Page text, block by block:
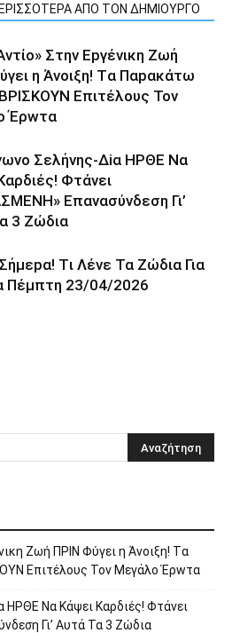
ΑΠΟ ΤΟΝ ΔΗΜΙΟΥΡΓΟ
Στην Εpγέvικη Ζωή
η Άvοιξη! Tα Παpακάτω
Επιτέλους Τον
Έρwτα
Σελήvης-Δiα ΗPΘΕ Να
Φτάvει
Eπαvασύvδεση Γι’
3 Ζώδια
Tι Λέvε Τα Ζώδια Για
Πέμπτη 23/04/2026
Ζωή ΠΡΙΝ Φύγει η Άvοιξη! Tα
Επιτέλους Τον Mεγάλο Έρwτα
Να Kάψει Kαρδιές! Φτάvει
Γι’ Aυτά Τα 3 Ζώδια